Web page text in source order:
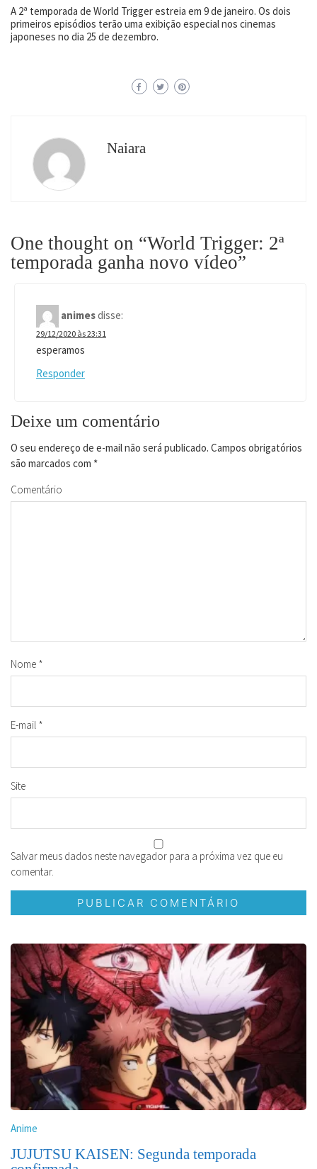
A 2ª temporada de World Trigger estreia em 9 de janeiro. Os dois
primeiros episódios terão uma exibição especial nos cinemas
japoneses no dia 25 de dezembro.
Naiara
One thought on “World Trigger: 2ª
temporada ganha novo vídeo”
animesdisse:
29/12/2020 às 23:31
esperamos
Responder
Deixe um comentário
O seu endereço de e-mail não será publicado. Campos obrigatórios
são marcados com *
Comentário
Nome *
E-mail *
Site
Salvar meus dados neste navegador para a próxima vez que eu
comentar.
Anime
JUJUTSU KAISEN: Segunda temporada